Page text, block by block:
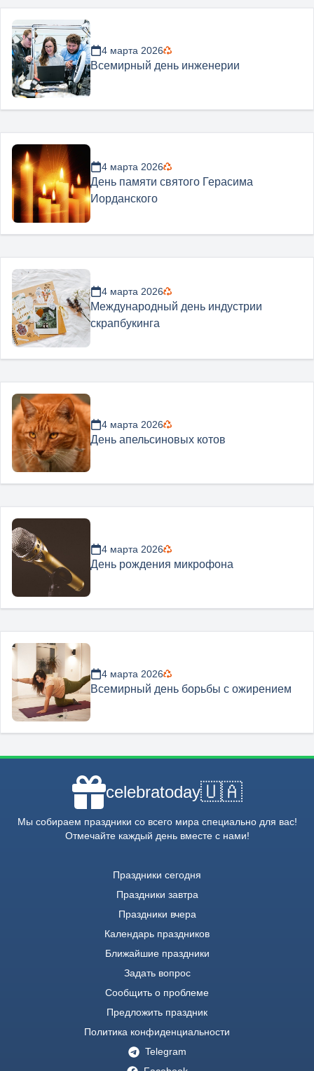
4 марта 2026
Всемирный день инженерии
4 марта 2026
День памяти святого Герасима
Иорданского
4 марта 2026
Международный день индустрии
скрапбукинга
4 марта 2026
День апельсиновых котов
4 марта 2026
День рождения микрофона
4 марта 2026
Всемирный день борьбы с ожирением
celebratoday🇺🇦
Мы собираем праздники со всего мира специально для вас!
Отмечайте каждый день вместе с нами!
Праздники сегодня
Праздники завтра
Праздники вчера
Календарь праздников
Ближайшие праздники
Задать вопрос
Сообщить о проблеме
Предложить праздник
Политика конфиденциальности
Telegram